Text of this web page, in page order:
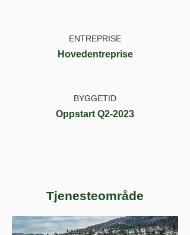
ENTREPRISE
Hovedentreprise
BYGGETID
Oppstart Q2-2023
Tjenesteområde